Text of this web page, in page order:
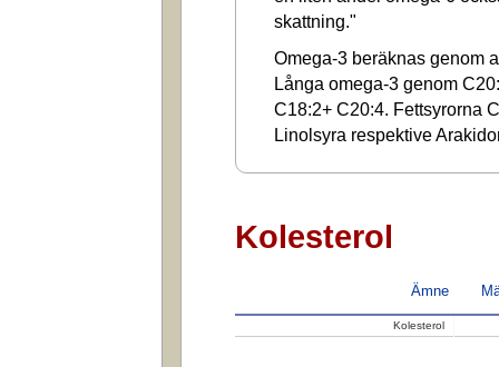
skattning."
Omega-3 beräknas genom
Långa omega-3 genom
C18:2+ C20:4. Fettsyrorna
Linolsyra respektive
Kolesterol
Ämne
Kolesterol